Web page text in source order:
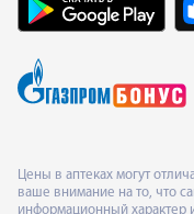
Цены в аптеках могут
ваше внимание на то, что
информационный характер